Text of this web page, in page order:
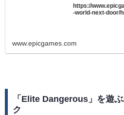
https://
-world-next-door/
www.epicgames.com
「Elite Dangerous」を遊
ク